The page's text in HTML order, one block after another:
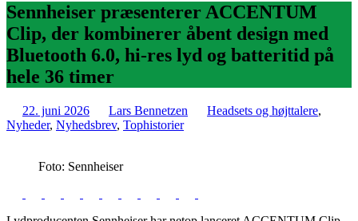
Sennheiser præsenterer ACCENTUM
Clip, der kombinerer åbent design med
Bluetooth 6.0, hi-res lyd og batteritid på
hele 36 timer
22. juni 2026 Lars Bennetzen Headsets og højttalere,
Nyheder, Nyhedsbrev, Tophistorier
Foto: Sennheiser